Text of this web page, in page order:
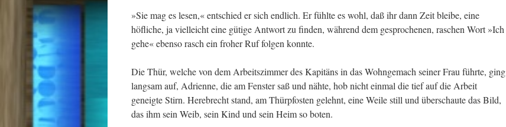
»Sie mag es lesen,« entschied er sich endlich. Er fühlte es wohl, daß ihr dann Zeit bleibe, eine
höfliche, ja vielleicht eine gütige Antwort zu finden, während dem gesprochenen, raschen Wort »Ich
gehe« ebenso rasch ein froher Ruf folgen konnte.
Die Thür, welche von dem Arbeitszimmer des Kapitäns in das Wohngemach seiner Frau führte, ging
langsam auf, Adrienne, die am Fenster saß und nähte, hob nicht einmal die tief auf die Arbeit
geneigte Stirn. Herebrecht stand, am Thürpfosten gelehnt, eine Weile still und überschaute das Bild,
das ihm sein Weib, sein Kind und sein Heim so boten.